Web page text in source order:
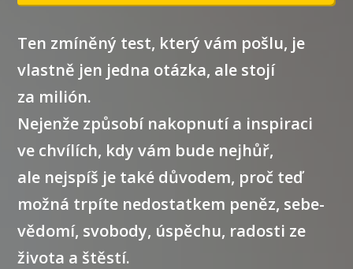
Ten zmíněný test, který vám pošlu, je
vlastně jen jedna otázka, ale stojí
za milión.
Nejenže způsobí nakopnutí a inspiraci
ve chvílích, kdy vám bude nejhůř,
ale nejspíš je také důvodem, proč teď
možná trpíte nedostatkem peněz, sebe-
vědomí, svobody, úspěchu, radosti ze
života a štěstí.